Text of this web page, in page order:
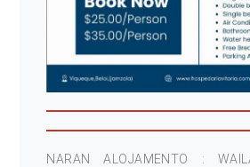
NARAN ALOJAMENTO :